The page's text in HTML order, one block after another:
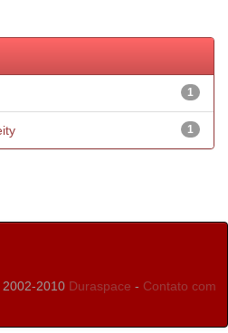
1
1
2010 Duraspace - Contato com